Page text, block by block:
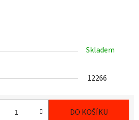
Skladem
12266
DO KOŠÍKU